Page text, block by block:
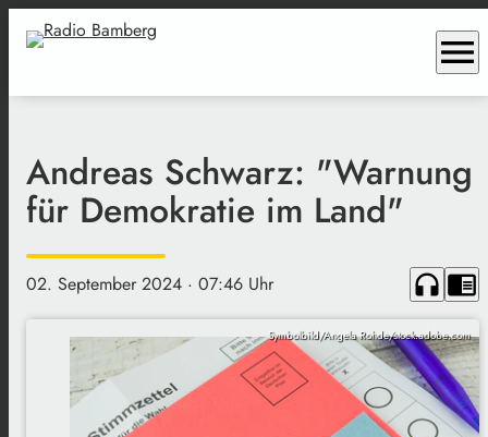
menu
Andreas Schwarz: "Warnung
für Demokratie im Land"
02. September 2024 · 07:46 Uhr headphones chrome_reader_mode
Symbolbild/Angela Rohde/stock.adobe.com